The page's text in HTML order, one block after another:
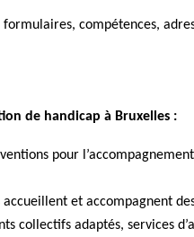
formulaires, compétences,
de handicap à Bruxelles :
pour
et accompagnent
collectifs adaptés, services